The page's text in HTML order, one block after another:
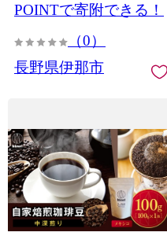
POINTで寄附できる！
（0）
長野県伊那市